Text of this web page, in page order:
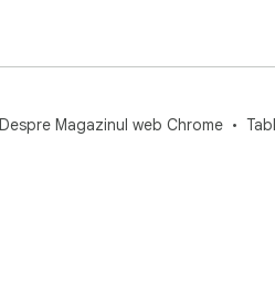
Despre Magazinul web Chrome